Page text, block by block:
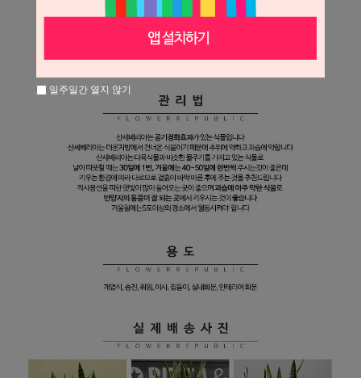
일주일간 열지 않기